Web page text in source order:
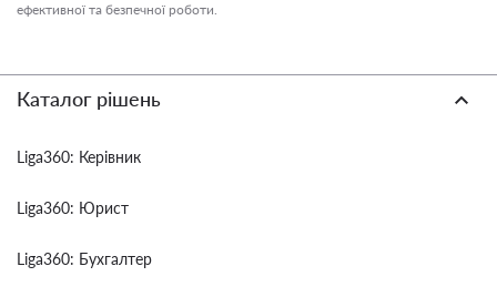
ефективної та безпечної роботи.
Каталог рішень
Liga360: Керівник
Liga360: Юрист
Liga360: Бухгалтер